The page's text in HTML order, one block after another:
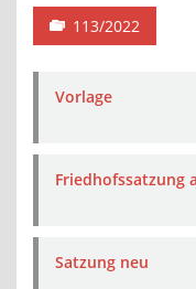
113/2022
Vorlage
Friedhofssatzung
Satzung neu